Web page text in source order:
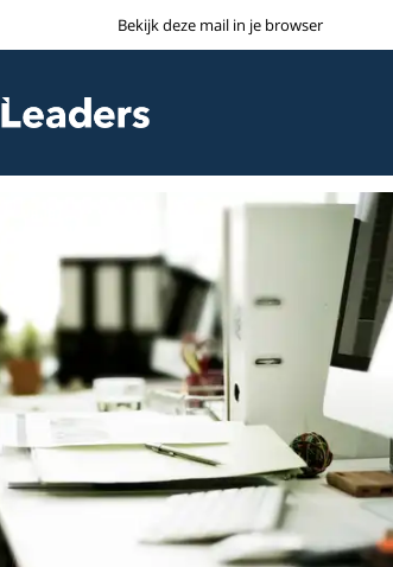
Bekijk deze mail in je browser